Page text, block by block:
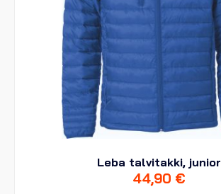
Leba talvitakki, junior
44,90 €